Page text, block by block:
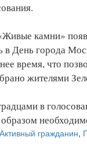
камни»
в День города
время, что
жителями
в
Активный гражданин,